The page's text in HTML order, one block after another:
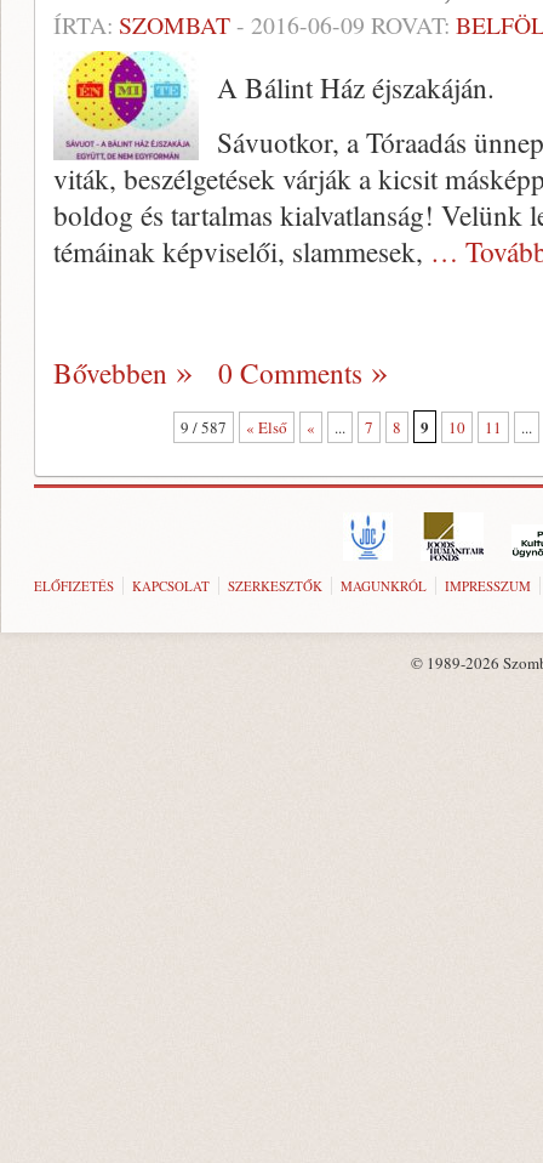
ÍRTA: SZOMBAT- 2016-06-09 ROVAT:
A Bálint Ház éjszakáján.
Sávuotkor, a Tóraadás
viták, beszélgetések várják a kicsit
boldog és tartalmas kialvatlanság! Velünk
témáinak képviselői, slammesek, …
Bővebben 0 Comments
9 / 587 « Első « ... 7 8 9 10 11 ...
ELŐFIZETÉS KAPCSOLAT SZERKESZTŐK MAGUNKRÓL IMPRESSZUM
© 1989-2026